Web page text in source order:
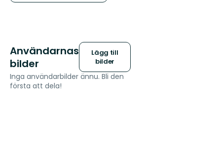
Användarnas
bilder
Lägg till
bilder
Inga användarbilder ännu. Bli den
första att dela!